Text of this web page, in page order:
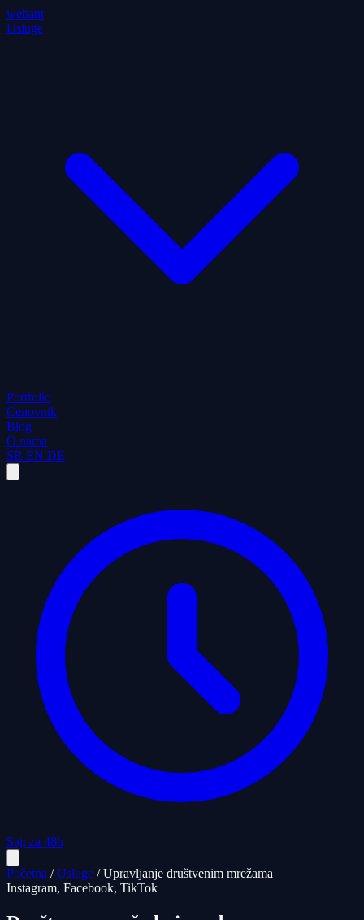
webant
Usluge
Portfolio
Cenovnik
Blog
O nama
SR EN DE
Sajt za 48h
Početna / Usluge / Upravljanje društvenim mrežama
Instagram, Facebook, TikTok